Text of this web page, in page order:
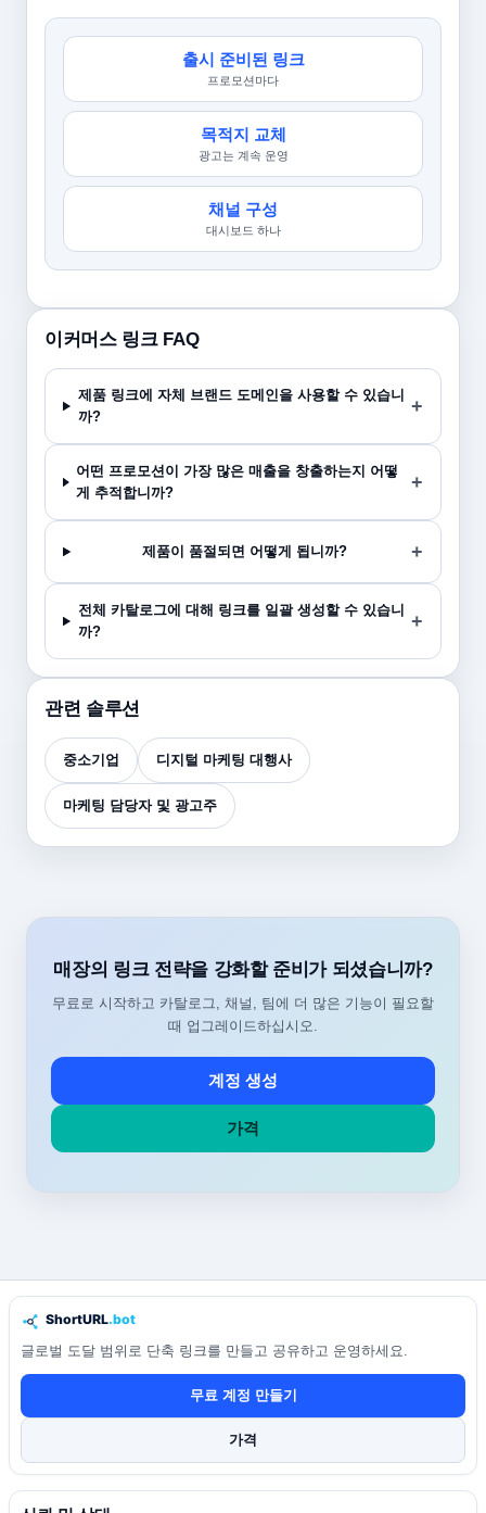
출시 준비된 링크
프로모션마다
목적지 교체
광고는 계속 운영
채널 구성
대시보드 하나
이커머스 링크 FAQ
제품 링크에 자체 브랜드 도메인을 사용할 수 있습니
까?
어떤 프로모션이 가장 많은 매출을 창출하는지 어떻
게 추적합니까?
제품이 품절되면 어떻게 됩니까?
전체 카탈로그에 대해 링크를 일괄 생성할 수 있습니
까?
관련 솔루션
중소기업 디지털 마케팅 대행사
마케팅 담당자 및 광고주
매장의 링크 전략을 강화할 준비가 되셨습니까?
무료로 시작하고 카탈로그, 채널, 팀에 더 많은 기능이 필요할
때 업그레이드하십시오.
계정 생성
가격
글로벌 도달 범위로 단축 링크를 만들고 공유하고 운영하세요.
무료 계정 만들기
가격